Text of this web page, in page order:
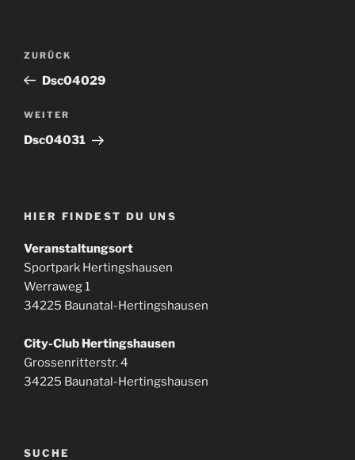
Beitragsnavigation
Vorheriger
Beitrag
ZURÜCK
Dsc04029
Nächster
Beitrag
WEITER
Dsc04031
HIER FINDEST DU UNS
Veranstaltungsort
Sportpark Hertingshausen
Werraweg 1
34225 Baunatal-Hertingshausen
City-Club Hertingshausen
Grossenritterstr. 4
34225 Baunatal-Hertingshausen
SUCHE